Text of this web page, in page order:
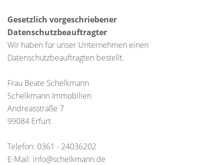
Gesetzlich vorgeschriebener
Datenschutzbeauftragter
Wir haben für unser Unternehmen einen
Datenschutzbeauftragten bestellt.
Frau Beate Schelkmann
Schelkmann Immobilien
Andreasstraße 7
99084 Erfurt
Telefon: 0361 - 24036202
E-Mail: info@schelkmann.de